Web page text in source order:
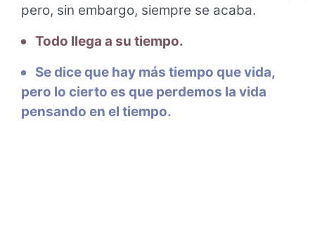
pero, sin embargo, siempre se acaba.
Todo llega a su tiempo.
Se dice que hay más tiempo que vida,
pero lo cierto es que perdemos la vida
pensando en el tiempo.